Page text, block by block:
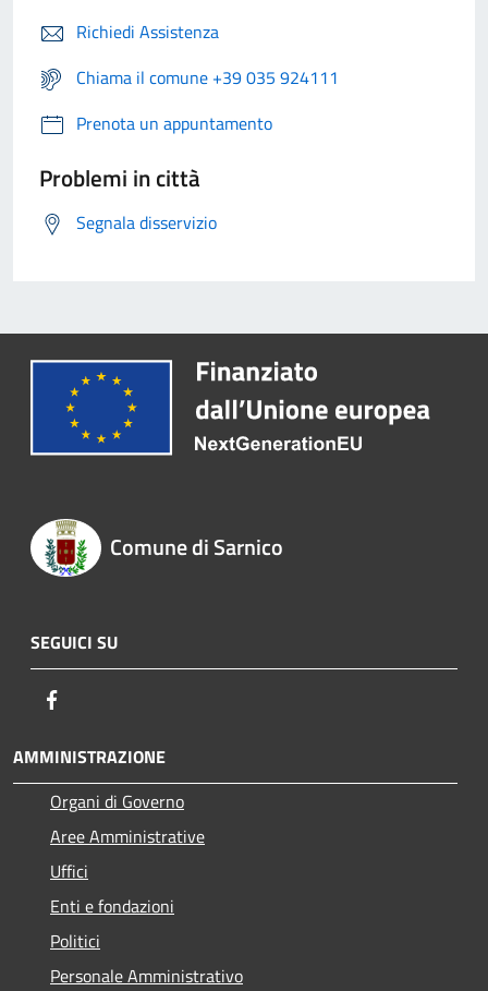
Richiedi Assistenza
Chiama il comune +39 035 924111
Prenota un appuntamento
Problemi in città
Segnala disservizio
Comune di Sarnico
SEGUICI SU
AMMINISTRAZIONE
Organi di Governo
Aree Amministrative
Uffici
Enti e fondazioni
Politici
Personale Amministrativo